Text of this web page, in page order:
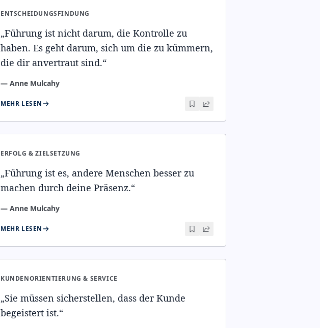
ENTSCHEIDUNGSFINDUNG
„Führung ist nicht darum, die Kontrolle zu
haben. Es geht darum, sich um die zu kümmern,
die dir anvertraut sind.“
— Anne Mulcahy
MEHR LESEN
ERFOLG & ZIELSETZUNG
„Führung ist es, andere Menschen besser zu
machen durch deine Präsenz.“
— Anne Mulcahy
MEHR LESEN
KUNDENORIENTIERUNG & SERVICE
„Sie müssen sicherstellen, dass der Kunde
begeistert ist.“